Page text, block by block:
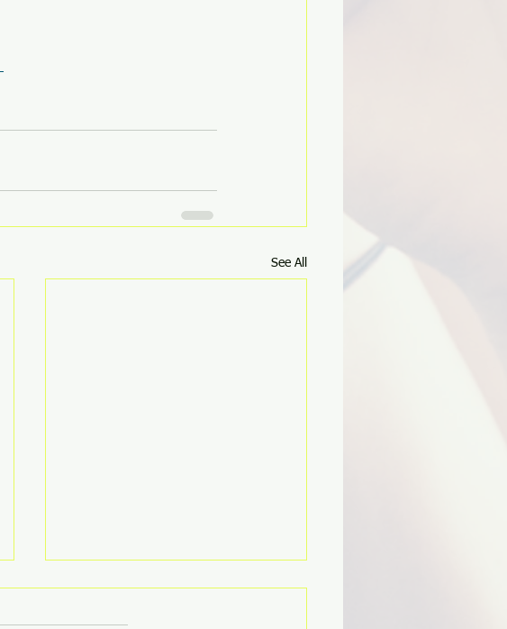
See All